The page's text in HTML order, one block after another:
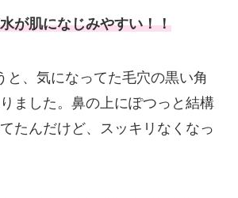
が肌になじみやすい！！
と、気になってた毛穴の黒い角
ました。鼻の上にぽつっと結構
たんだけど、スッキリなくなっ